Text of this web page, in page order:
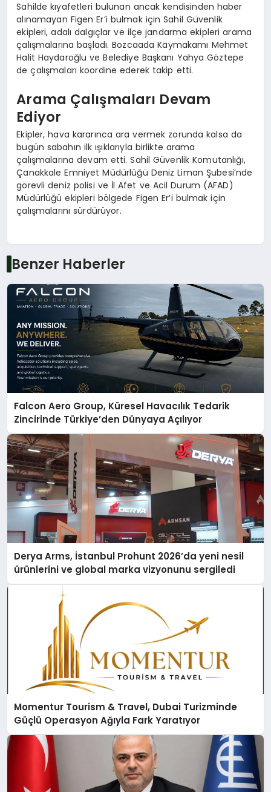
Sahilde kıyafetleri bulunan ancak kendisinden haber
alınamayan Figen Er’i bulmak için Sahil Güvenlik
ekipleri, adalı dalgıçlar ve ilçe jandarma ekipleri arama
çalışmalarına başladı. Bozcaada Kaymakamı Mehmet
Halit Haydaroğlu ve Belediye Başkanı Yahya Göztepe
de çalışmaları koordine ederek takip etti.
Arama Çalışmaları Devam
Ediyor
Ekipler, hava kararınca ara vermek zorunda kalsa da
bugün sabahın ilk ışıklarıyla birlikte arama
çalışmalarına devam etti. Sahil Güvenlik Komutanlığı,
Çanakkale Emniyet Müdürlüğü Deniz Liman Şubesi’nde
görevli deniz polisi ve İl Afet ve Acil Durum (AFAD)
Müdürlüğü ekipleri bölgede Figen Er’i bulmak için
çalışmalarını sürdürüyor.
Benzer Haberler
Falcon Aero Group, Küresel Havacılık Tedarik
Zincirinde Türkiye’den Dünyaya Açılıyor
Derya Arms, İstanbul Prohunt 2026’da yeni nesil
ürünlerini ve global marka vizyonunu sergiledi
Momentur Tourism & Travel, Dubai Turizminde
Güçlü Operasyon Ağıyla Fark Yaratıyor